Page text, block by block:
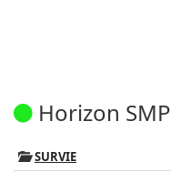
Horizon SMP
SURVIE